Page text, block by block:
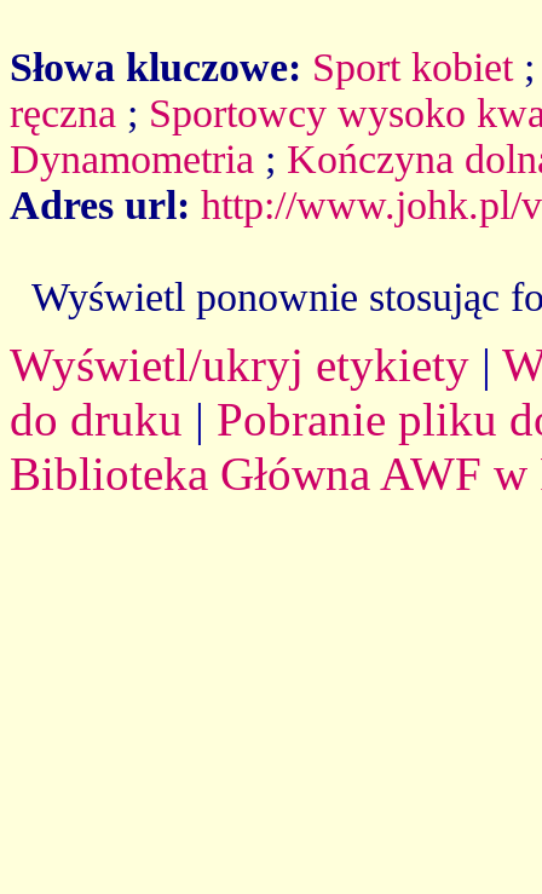
Słowa kluczowe: Sport kobiet
ręczna ; Sportowcy wysoko
Dynamometria ; Kończyna
Adres url: http://www.johk.pl/
Wyświetl ponownie stosując
Wyświetl/ukryj etykiety |
do druku | Pobranie pliku
Biblioteka Główna AWF w